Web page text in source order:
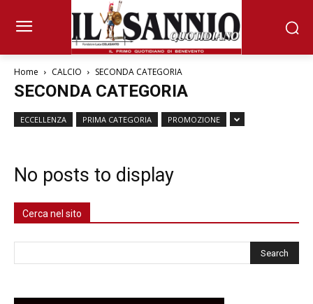
Home CALCIO SECONDA CATEGORIA
SECONDA CATEGORIA
ECCELLENZA PRIMA CATEGORIA PROMOZIONE
No posts to display
Cerca nel sito